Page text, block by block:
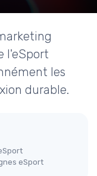
l'eSport
les
durable.
eSport